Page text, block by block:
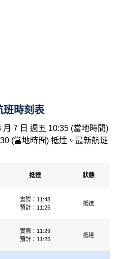
班時刻表
7 日 週五 10:35 (當地時間)
(當地時間) 抵達。最新航班
抵達 狀態
實際：11:48
預計：11:25
抵達
實際：11:29
預計：11:25
抵達